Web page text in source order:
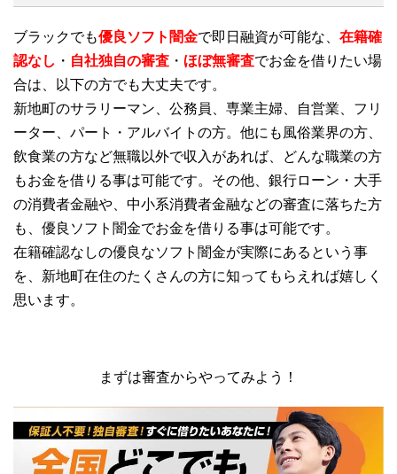
ブラックでも優良ソフト闇金で即日融資が可能な、 在籍確
認なし ・ 自社独自の審査 ・ ほぼ無審査でお金を借りたい場
合は、以下の方でも大丈夫です。
新地町のサラリーマン、公務員、専業主婦、自営業、フリ
ーター、パート・アルバイトの方。他にも風俗業界の方、
飲食業の方など無職以外で収入があれば、どんな職業の方
もお金を借りる事は可能です。その他、銀行ローン・大手
の消費者金融や、中小系消費者金融などの審査に落ちた方
も、優良ソフト闇金でお金を借りる事は可能です。
在籍確認なしの優良なソフト闇金が実際にあるという事
を、新地町在住のたくさんの方に知ってもらえれば嬉しく
思います。
まずは審査からやってみよう！